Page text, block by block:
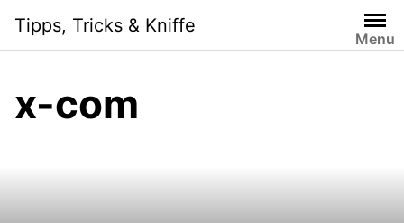
content
Tipps, Tricks & Kniffe
Menu
x-com